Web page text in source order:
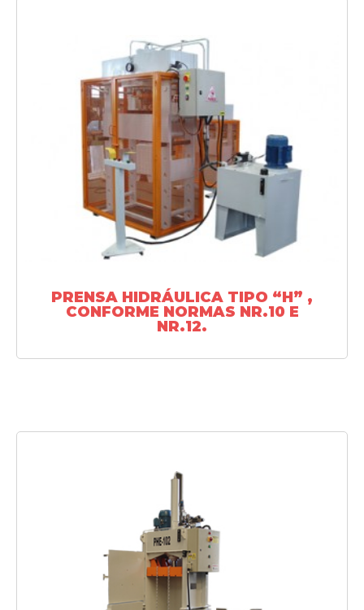
SAIBA MAIS
PRENSA HIDRÁULICA TIPO “H” ,
CONFORME NORMAS NR.10 E
NR.12.
SAIBA MAIS